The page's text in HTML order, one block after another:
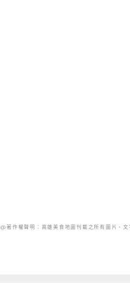
@著作權聲明：高雄美食地圖刊載之所有圖片、